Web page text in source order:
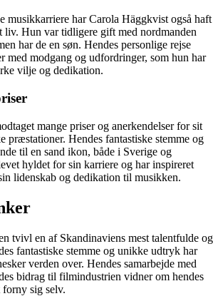
musikkarriere har Carola Häggkvist også haft
liv. Hun var tidligere gift med nordmanden
har de en søn. Hendes personlige rejse
med modgang og udfordringer, som hun har
vilje og dedikation.
mange priser og anerkendelser for sit
præstationer. Hendes fantastiske stemme og
til en sand ikon, både i Sverige og
hyldet for sin karriere og har inspireret
lidenskab og dedikation til musikken.
tvivl en af Skandinaviens mest talentfulde og
fantastiske stemme og unikke udtryk har
verden over. Hendes samarbejde med
bidrag til filmindustrien vidner om hendes
sig selv.